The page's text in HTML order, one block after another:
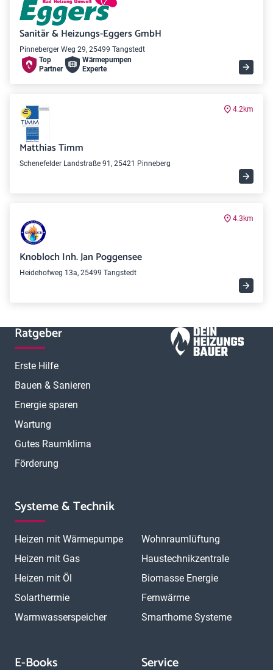
Sanitär & Heizungs-Eggers GmbH
Pinneberger Weg 29, 25499 Tangstedt
Top
Partner
Wärme­pumpen
Experte
4.2km
Matthias Timm
Schenefelder Landstraße 91, 25421 Pinneberg
4.3km
Knobloch Inh. Jan Poggensee
Heidehofweg 13a, 25499 Tangstedt
Ratgeber
Erste Hilfe
Bauen & Sanieren
Energie sparen
Wartung
Gutes Raumklima
Förderung
Systeme & Technik
Heizen mit Wärmepumpe
Heizen mit Gas
Heizen mit Öl
Solarthermie
Warmwasserspeicher
Wohnraumlüftung
Haustechnikzentrale
Biomasse Energie
Fernwärme
Smarthome Systeme
E-Books Service